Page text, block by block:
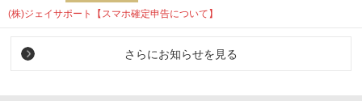
(株)ジェイサポート【スマホ確定申告について】
さらにお知らせを見る